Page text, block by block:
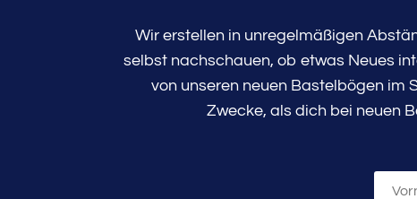
Wir erstellen in unregelmäßigen
selbst nachschauen, ob etwas Neues
von unseren neuen Bastelbögen im
Zwecke, als dich bei neuen